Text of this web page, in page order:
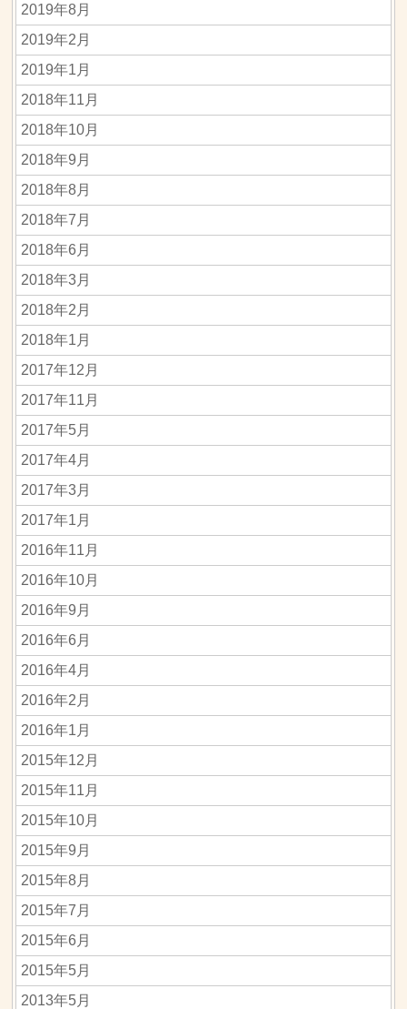
2019年8月
2019年2月
2019年1月
2018年11月
2018年10月
2018年9月
2018年8月
2018年7月
2018年6月
2018年3月
2018年2月
2018年1月
2017年12月
2017年11月
2017年5月
2017年4月
2017年3月
2017年1月
2016年11月
2016年10月
2016年9月
2016年6月
2016年4月
2016年2月
2016年1月
2015年12月
2015年11月
2015年10月
2015年9月
2015年8月
2015年7月
2015年6月
2015年5月
2013年5月